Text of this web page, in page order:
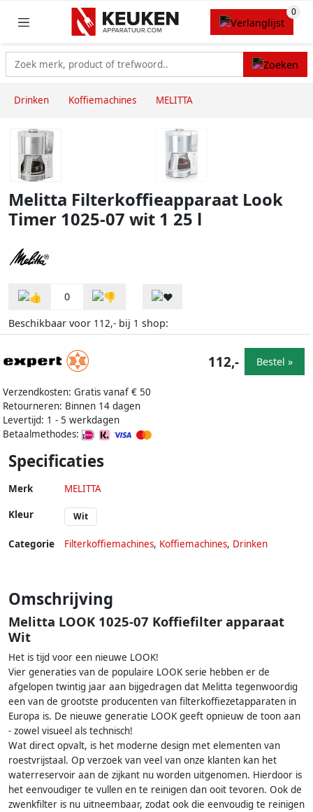
Drinken Koffiemachines MELITTA
Melitta Filterkoffieapparaat Look
Timer 1025-07 wit 1 25 l
0
Beschikbaar voor 112,- bij 1 shop:
Verzendkosten: Gratis vanaf € 50
Retourneren: Binnen 14 dagen
Levertijd: 1 - 5 werkdagen
Betaalmethodes:
112,- Bestel »
Specificaties
Merk MELITTA
Kleur Wit
Categorie Filterkoffiemachines, Koffiemachines, Drinken
Omschrijving
Melitta LOOK 1025-07 Koffiefilter apparaat
Wit
Het is tijd voor een nieuwe LOOK!
Vier generaties van de populaire LOOK serie hebben er de
afgelopen twintig jaar aan bijgedragen dat Melitta tegenwoordig
een van de grootste producenten van filterkoffiezetapparaten in
Europa is. De nieuwe generatie LOOK geeft opnieuw de toon aan
- zowel visueel als technisch!
Wat direct opvalt, is het moderne design met elementen van
roestvrijstaal. Op verzoek van veel van onze klanten kan het
waterreservoir aan de zijkant nu worden uitgenomen. Hierdoor is
het eenvoudiger te vullen en te reinigen dan ooit tevoren. Ook de
zwenkfilter is nu uitneembaar, zodat ook die eenvoudig te reinigen